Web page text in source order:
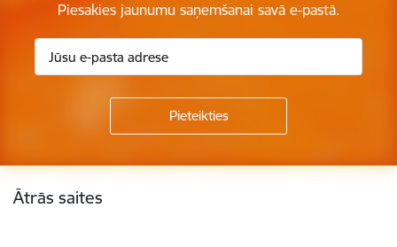
Piesakies jaunumu saņemšanai savā e-pastā.
Kājene
Ātrās saites